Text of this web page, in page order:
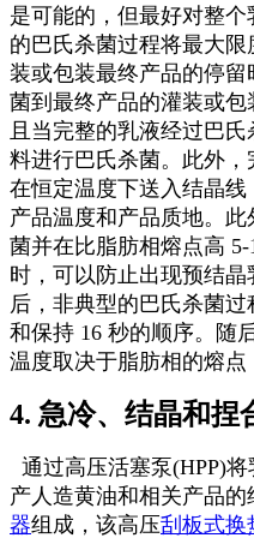
是可能的，但最好对整
的巴氏杀菌过程将最大
装或包装最终产品的停
菌到最终产品的灌装或
且当完整的乳液经过巴
料进行巴氏杀菌。此外
在恒定温度下送入结晶线
产品温度和产品质地。
菌并在比脂肪相熔点高
时，可以防止出现预结晶
后，非典型的巴氏杀菌过
和保持 16 秒的顺序。随
温度取决于脂肪相的熔点
4. 急冷、结晶和捏
通过高压活塞泵(HPP)
产人造黄油和相关产品
器组成，该高压刮板式换